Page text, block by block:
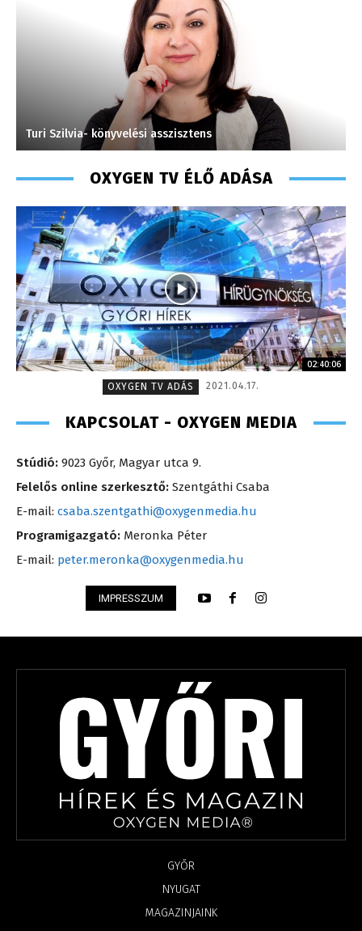
Müller Ádám – online szerkesztő – 2016
OXYGEN TV ÉLŐ ADÁSA
02:40:06
OXYGEN TV ADÁS
2021.04.17.
KAPCSOLAT - OXYGEN MEDIA
Stúdió: 9023 Győr, Magyar utca 9.
Felelős online szerkesztő: Szentgáthi Csaba
E-mail: csaba.szentgathi@oxygenmedia.hu
Programigazgató: Meronka Péter
E-mail: peter.meronka@oxygenmedia.hu
IMPRESSZUM
GYŐR
NYUGAT
MAGAZINJAINK